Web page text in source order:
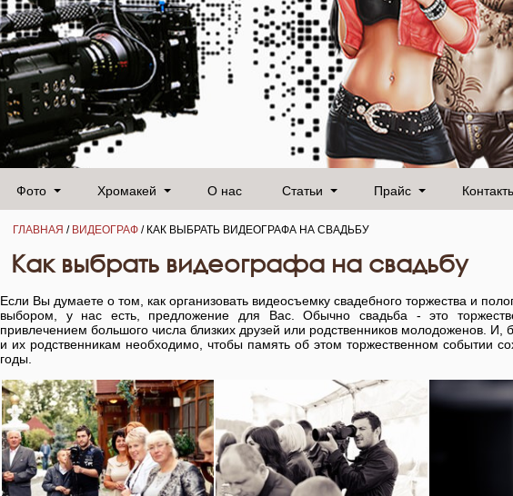
Фото Хромакей О нас Статьи Прайс
ГЛАВНАЯ / ВИДЕОГРАФ / КАК ВЫБРАТЬ ВИДЕОГРАФА НА СВАДЬБУ
Как выбрать видеографа на свадьбу
Если Вы думаете о том, как организовать видеосъемку свадебного торжества и
выбором, у нас есть, предложение для Вас. Обычно свадьба - это
привлечением большого числа близких друзей или родственников молодоженов. И,
и их родственникам необходимо, чтобы память об этом торжественном событии
годы.